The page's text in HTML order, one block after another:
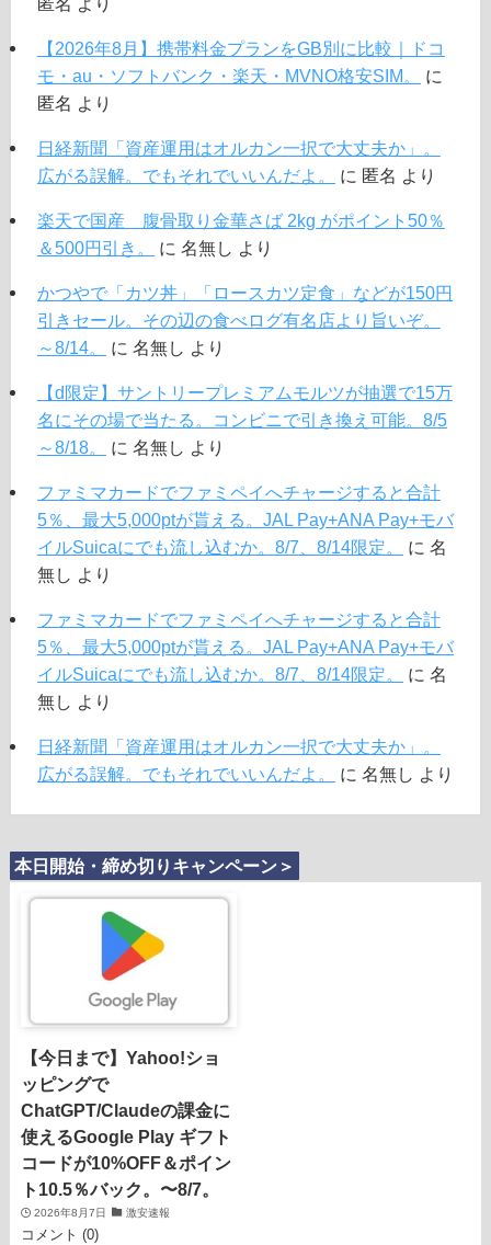
【2026年8月】携帯料金プランをGB別に比較｜ドコ
モ・au・ソフトバンク・楽天・MVNO格安SIM。
に
匿名 より
日経新聞「資産運用はオルカン一択で大丈夫か」。
広がる誤解。でもそれでいいんだよ。
に 匿名 より
楽天で国産 腹骨取り金華さば 2kg がポイント50％
＆500円引き。
に 名無し より
かつやで「カツ丼」「ロースカツ定食」などが150円
引きセール。その辺の食べログ有名店より旨いぞ。
～8/14。
に 名無し より
【d限定】サントリープレミアムモルツが抽選で15万
名にその場で当たる。コンビニで引き換え可能。8/5
～8/18。
に 名無し より
ファミマカードでファミペイへチャージすると合計
5％、最大5,000ptが貰える。JAL Pay+ANA Pay+モバ
イルSuicaにでも流し込むか。8/7、8/14限定。
に 名
無し より
ファミマカードでファミペイへチャージすると合計
5％、最大5,000ptが貰える。JAL Pay+ANA Pay+モバ
イルSuicaにでも流し込むか。8/7、8/14限定。
に 名
無し より
日経新聞「資産運用はオルカン一択で大丈夫か」。
広がる誤解。でもそれでいいんだよ。
に 名無し より
本日開始・締め切りキャンペーン＞
【今日まで】Yahoo!ショ
ッピングで
ChatGPT/Claudeの課金に
使えるGoogle Play ギフト
コードが10%OFF＆ポイン
ト10.5％バック。〜8/7。
2026年8月7日 激安速報
コメント (0)